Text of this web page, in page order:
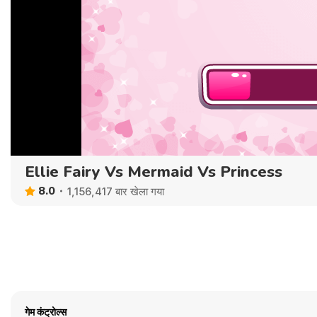
Ellie Fairy Vs Mermaid Vs Princess
8.0 1,156,417 बार खेला गया
गेम कंट्रोल्स